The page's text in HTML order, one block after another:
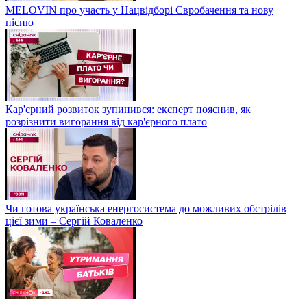
MELOVIN про участь у Нацвідборі Євробачення та нову
пісню
Кар'єрний розвиток зупинився: експерт пояснив, як
розрізнити вигорання від кар'єрного плато
Чи готова українська енергосистема до можливих обстрілів
цієї зими – Сергій Коваленко